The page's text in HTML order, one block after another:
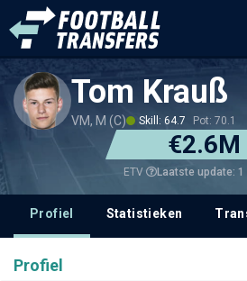
Tom Krauß
VM, M (C) Skill: 64.7 Pot: 70.1
€2.6M
ETV Laatste update: 1
Profiel Statistieken
Profiel